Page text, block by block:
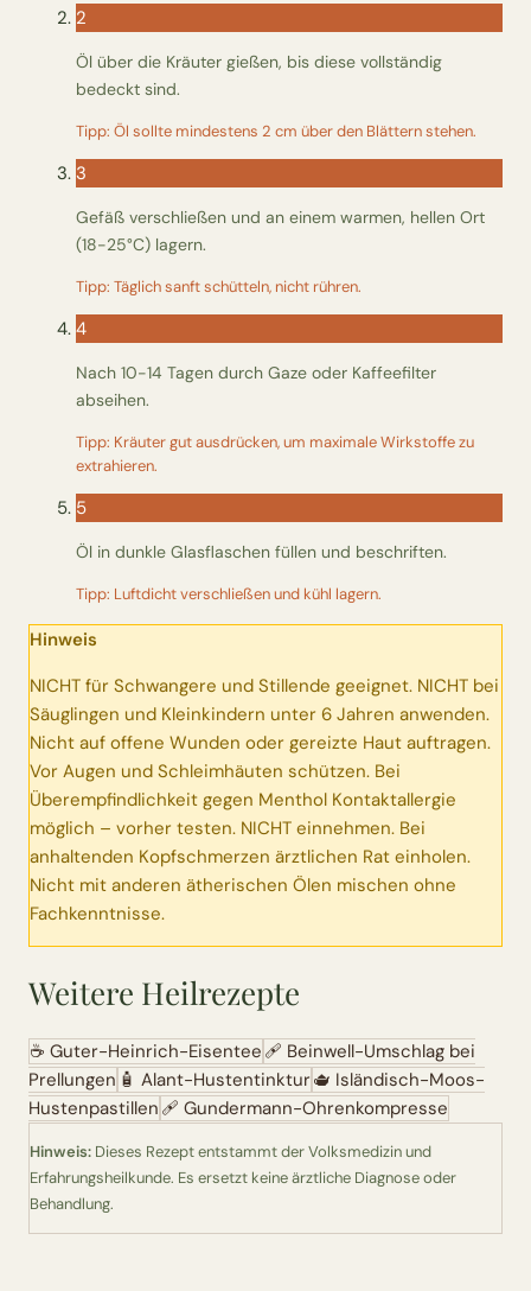
2
Öl über die Kräuter gießen, bis diese vollständig
bedeckt sind.
Tipp: Öl sollte mindestens 2 cm über den Blättern stehen.
3
Gefäß verschließen und an einem warmen, hellen Ort
(18-25°C) lagern.
Tipp: Täglich sanft schütteln, nicht rühren.
4
Nach 10-14 Tagen durch Gaze oder Kaffeefilter
abseihen.
Tipp: Kräuter gut ausdrücken, um maximale Wirkstoffe zu
extrahieren.
5
Öl in dunkle Glasflaschen füllen und beschriften.
Tipp: Luftdicht verschließen und kühl lagern.
Hinweis
NICHT für Schwangere und Stillende geeignet. NICHT bei
Säuglingen und Kleinkindern unter 6 Jahren anwenden.
Nicht auf offene Wunden oder gereizte Haut auftragen.
Vor Augen und Schleimhäuten schützen. Bei
Überempfindlichkeit gegen Menthol Kontaktallergie
möglich – vorher testen. NICHT einnehmen. Bei
anhaltenden Kopfschmerzen ärztlichen Rat einholen.
Nicht mit anderen ätherischen Ölen mischen ohne
Fachkenntnisse.
Weitere Heilrezepte
☕ Guter-Heinrich-Eisentee 🩹 Beinwell-Umschlag bei
Prellungen 🧴 Alant-Hustentinktur 🫖 Isländisch-Moos-
Hustenpastillen 🩹 Gundermann-Ohrenkompresse
Hinweis: Dieses Rezept entstammt der Volksmedizin und
Erfahrungsheilkunde. Es ersetzt keine ärztliche Diagnose oder
Behandlung.